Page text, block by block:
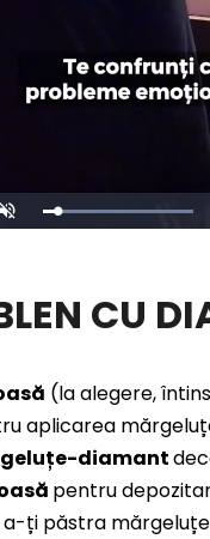
Unmute Loaded:
100.00%
CU
(la alegere,
aplicarea
diamant
pentru
ți păstra